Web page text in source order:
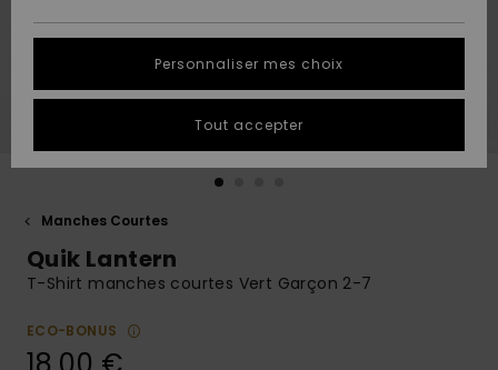
A
Découvrir
A
Découvrir
tailles
conversation
obtenir la
plus rapide
à votre
QUIKSILVER
Manches Courtes
Quik Lantern
T-Shirt manches courtes Vert Garçon 2-7
ECO-BONUS
Personnaliser mes choix
Tout accepter